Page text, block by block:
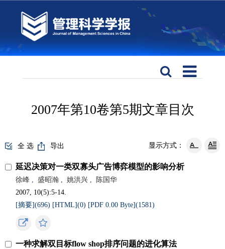
2007年第10卷第5期文章目次
全 选 导出 显示方式：
延迟决策对一类双寡头广告博弈模型的影响分析
徐峰 , 盛昭瀚 , 姚洪兴 ,
陈国华
2007, 10(5):5-14.
[摘要](696) [HTML](0) [PDF 0.00 Byte](1581)
一种求解双目标flow shop排序问题的进化算法